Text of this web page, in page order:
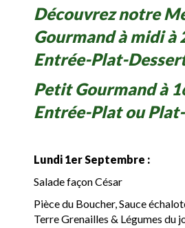
Découvrez notre
Gourmand à midi à
Entrée-Plat-
Petit Gourmand à
Entrée-Plat ou
Lundi 1er Septembre :
Salade façon César
Pièce du Boucher, Sauce
Terre Grenailles & Légumes du